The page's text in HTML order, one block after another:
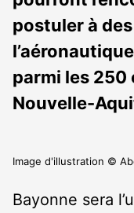
postuler à
parmi les 250
Nouvelle-
Image d'illustration ©
Bayonne sera